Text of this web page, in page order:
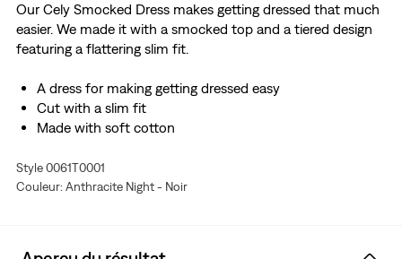
Our Cely Smocked Dress makes getting dressed that much
easier. We made it with a smocked top and a tiered design
featuring a flattering slim fit.
A dress for making getting dressed easy
Cut with a slim fit
Made with soft cotton
Style 0061T0001
Couleur: Anthracite Night - Noir